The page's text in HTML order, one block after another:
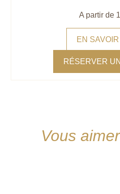
A partir de
EN
RÉSERVER
Vous